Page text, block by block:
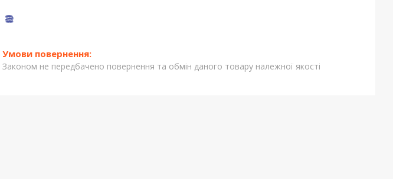
Законом не передбачено повернення та обмін даного товару належної якості